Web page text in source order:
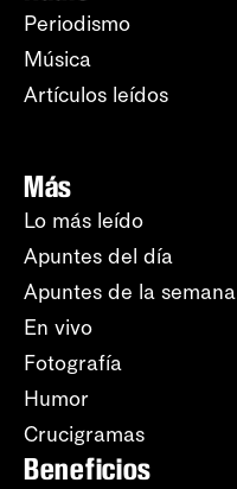
Periodismo
Música
Artículos leídos
Más
Lo más leído
Apuntes del día
Apuntes de la semana
En vivo
Fotografía
Humor
Crucigramas
Beneficios